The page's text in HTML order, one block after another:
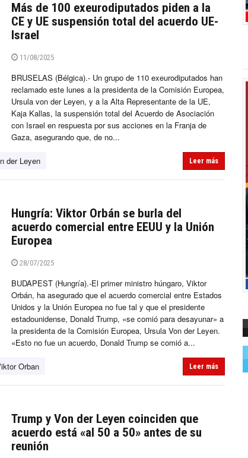
Más de 100 exeurodiputados piden a la
CE y UE suspensión total del acuerdo UE-
Israel
11/08/2025
BRUSELAS (Bélgica).- Un grupo de 110 exeurodiputados han
reclamado este lunes a la presidenta de la Comisión Europea,
Ursula von der Leyen, y a la Alta Representante de la UE,
Kaja Kallas, la suspensión total del Acuerdo de Asociación
con Israel en respuesta por sus acciones en la Franja de
Gaza, asegurando que, de no...
der Leyen Leer más
Hungría: Viktor Orbán se burla del
acuerdo comercial entre EEUU y la Unión
Europea
28/07/2025
BUDAPEST (Hungría).-El primer ministro húngaro, Viktor
Orbán, ha asegurado que el acuerdo comercial entre Estados
Unidos y la Unión Europea no fue tal y que el presidente
estadounidense, Donald Trump, «se comió para desayunar» a
la presidenta de la Comisión Europea, Ursula Von der Leyen.
«Esto no fue un acuerdo, Donald Trump se comió a...
Orban Leer más
Trump y Von der Leyen coinciden que
acuerdo está «al 50 a 50» antes de su
reunión